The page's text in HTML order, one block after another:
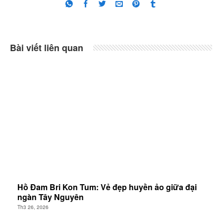
Bài viết liên quan
Hồ Đam Bri Kon Tum: Vẻ đẹp huyền ảo giữa đại
ngàn Tây Nguyên
Th3 26, 2026